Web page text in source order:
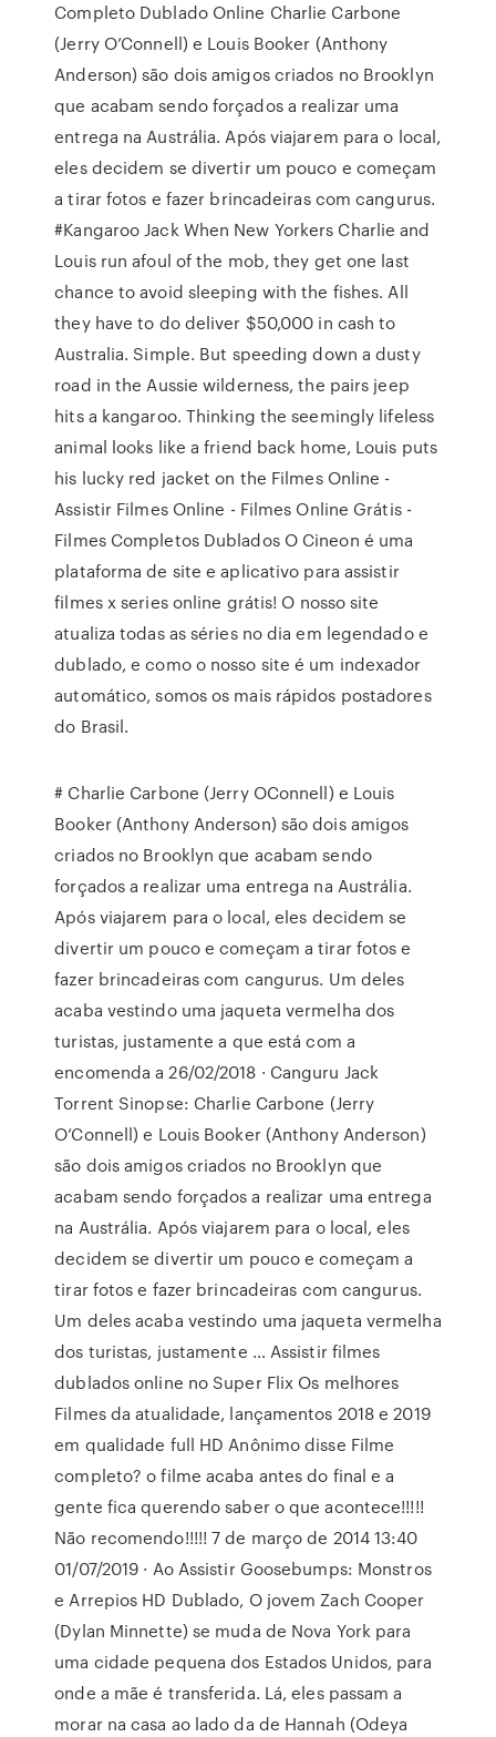
Completo Dublado Online Charlie Carbone
(Jerry O’Connell) e Louis Booker (Anthony
Anderson) são dois amigos criados no Brooklyn
que acabam sendo forçados a realizar uma
entrega na Austrália. Após viajarem para o local,
eles decidem se divertir um pouco e começam
a tirar fotos e fazer brincadeiras com cangurus.
#Kangaroo Jack When New Yorkers Charlie and
Louis run afoul of the mob, they get one last
chance to avoid sleeping with the fishes. All
they have to do deliver $50,000 in cash to
Australia. Simple. But speeding down a dusty
road in the Aussie wilderness, the pairs jeep
hits a kangaroo. Thinking the seemingly lifeless
animal looks like a friend back home, Louis puts
his lucky red jacket on the Filmes Online -
Assistir Filmes Online - Filmes Online Grátis -
Filmes Completos Dublados O Cineon é uma
plataforma de site e aplicativo para assistir
filmes x series online grátis! O nosso site
atualiza todas as séries no dia em legendado e
dublado, e como o nosso site é um indexador
automático, somos os mais rápidos postadores
do Brasil.
# Charlie Carbone (Jerry OConnell) e Louis
Booker (Anthony Anderson) são dois amigos
criados no Brooklyn que acabam sendo
forçados a realizar uma entrega na Austrália.
Após viajarem para o local, eles decidem se
divertir um pouco e começam a tirar fotos e
fazer brincadeiras com cangurus. Um deles
acaba vestindo uma jaqueta vermelha dos
turistas, justamente a que está com a
encomenda a 26/02/2018 · Canguru Jack
Torrent Sinopse: Charlie Carbone (Jerry
O’Connell) e Louis Booker (Anthony Anderson)
são dois amigos criados no Brooklyn que
acabam sendo forçados a realizar uma entrega
na Austrália. Após viajarem para o local, eles
decidem se divertir um pouco e começam a
tirar fotos e fazer brincadeiras com cangurus.
Um deles acaba vestindo uma jaqueta vermelha
dos turistas, justamente … Assistir filmes
dublados online no Super Flix Os melhores
Filmes da atualidade, lançamentos 2018 e 2019
em qualidade full HD Anônimo disse Filme
completo? o filme acaba antes do final e a
gente fica querendo saber o que acontece!!!!!
Não recomendo!!!!! 7 de março de 2014 13:40
01/07/2019 · Ao Assistir Goosebumps: Monstros
e Arrepios HD Dublado, O jovem Zach Cooper
(Dylan Minnette) se muda de Nova York para
uma cidade pequena dos Estados Unidos, para
onde a mãe é transferida. Lá, eles passam a
morar na casa ao lado da de Hannah (Odeya